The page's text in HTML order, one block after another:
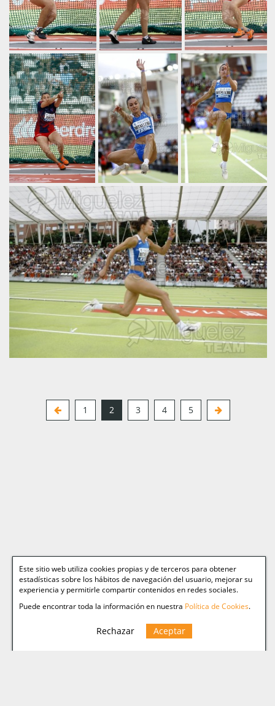
1 2 imagenes.current
3 4 5
Este sitio web utiliza cookies propias y de terceros para obtener
estadísticas sobre los hábitos de navegación del usuario, mejorar su
experiencia y permitirle compartir contenidos en redes sociales.
Puede encontrar toda la información en nuestra Política de Cookies.
Rechazar Aceptar